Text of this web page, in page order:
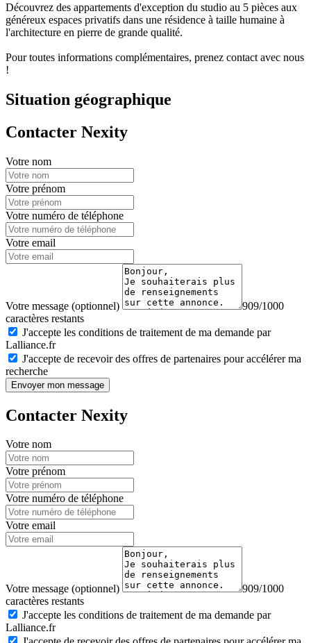
Découvrez des appartements d'exception du studio au 5 pièces aux
généreux espaces privatifs dans une résidence à taille humaine à
l'architecture en pierre de grande qualité.
Pour toutes informations complémentaires, prenez contact avec nous
!
Situation géographique
Contacter Nexity
Votre nom
Votre prénom
Votre numéro de téléphone
Votre email
Votre message (optionnel)
909/1000
caractères restants
J'accepte les conditions de traitement de ma demande par
Lalliance.fr
J'accepte de recevoir des offres de partenaires pour accélérer ma
recherche
Envoyer mon message
Contacter Nexity
Votre nom
Votre prénom
Votre numéro de téléphone
Votre email
Votre message (optionnel)
909/1000
caractères restants
J'accepte les conditions de traitement de ma demande par
Lalliance.fr